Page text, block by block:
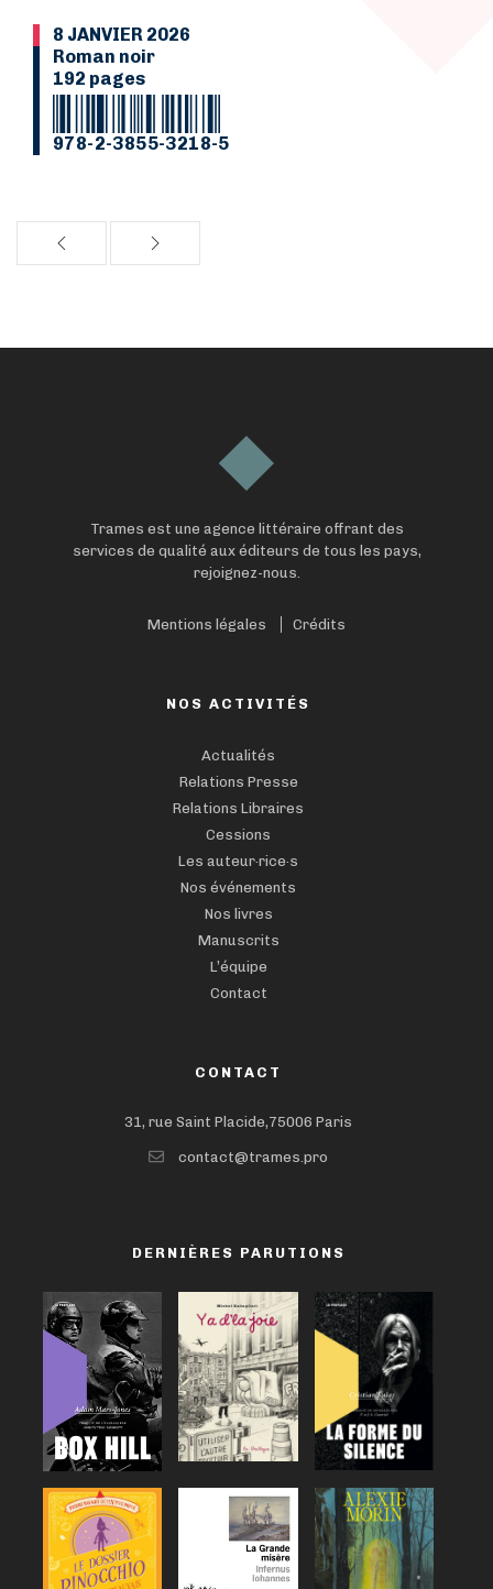
8 JANVIER 2026
Roman noir
192 pages
978-2-3855-3218-5
Trames est une agence littéraire offrant des
services de qualité aux éditeurs de tous les pays,
rejoignez-nous.
Mentions légales Crédits
NOS ACTIVITÉS
Actualités
Relations Presse
Relations Libraires
Cessions
Les auteur·rice·s
Nos événements
Nos livres
Manuscrits
L’équipe
Contact
CONTACT
31, rue Saint Placide,75006 Paris
contact@trames.pro
DERNIÈRES PARUTIONS